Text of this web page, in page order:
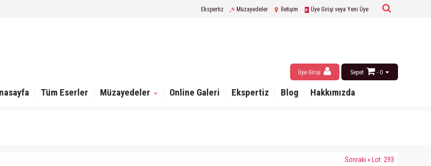
Ekspertiz Müzayedeler İletişim Üye Girişi veya Yeni Üye
Sepet - 0
Üye Girişi
Tüm Eserler Müzayedeler Online Galeri Ekspertiz Blog Hakkımızda
Sonraki » Lot: 293